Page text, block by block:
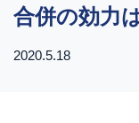
合併の効力
2020.5.18